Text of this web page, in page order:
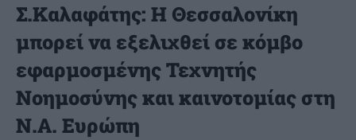
Σ.Καλαφάτης: Η Θεσσαλονίκη
μπορεί να εξελιχθεί σε κόμβο
εφαρμοσμένης Τεχνητής
Νοημοσύνης και καινοτομίας στη
Ν.Α. Ευρώπη